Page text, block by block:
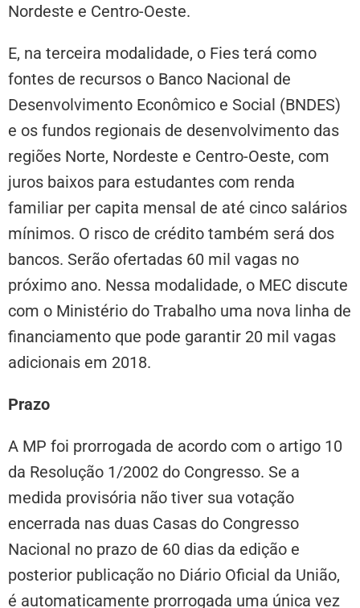
Nordeste e Centro-Oeste.
E, na terceira modalidade, o Fies terá como
fontes de recursos o Banco Nacional de
Desenvolvimento Econômico e Social (BNDES)
e os fundos regionais de desenvolvimento das
regiões Norte, Nordeste e Centro-Oeste, com
juros baixos para estudantes com renda
familiar per capita mensal de até cinco salários
mínimos. O risco de crédito também será dos
bancos. Serão ofertadas 60 mil vagas no
próximo ano. Nessa modalidade, o MEC discute
com o Ministério do Trabalho uma nova linha de
financiamento que pode garantir 20 mil vagas
adicionais em 2018.
Prazo
A MP foi prorrogada de acordo com o artigo 10
da Resolução 1/2002 do Congresso. Se a
medida provisória não tiver sua votação
encerrada nas duas Casas do Congresso
Nacional no prazo de 60 dias da edição e
posterior publicação no Diário Oficial da União,
é automaticamente prorrogada uma única vez